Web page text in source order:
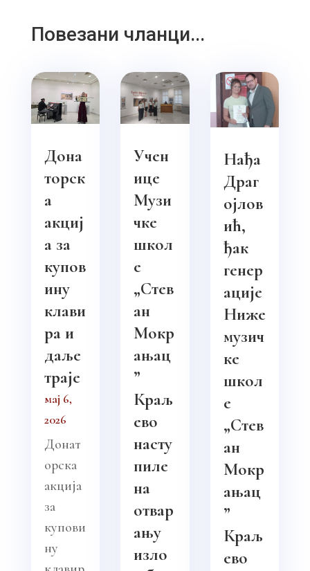
Повезани чланци...
Дона
торск
а
акциј
а за
купов
ину
клави
ра и
даље
траје
мај 6,
2026
Донат
орска
акција
за
купови
ну
Учен
ице
Музи
чке
школ
е
„Стев
ан
Мокр
ањац
”
Краљ
ево
насту
пиле
на
отвар
ању
изло
Нађа
Драг
ојлов
ић,
ђак
генер
ације
Ниже
музич
ке
школ
е
„Стев
ан
Мокр
ањац
”
Краљ
ево